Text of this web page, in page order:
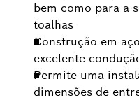
bem como para a
toalhas
Construção em
excelente
Permite uma
dimensões de